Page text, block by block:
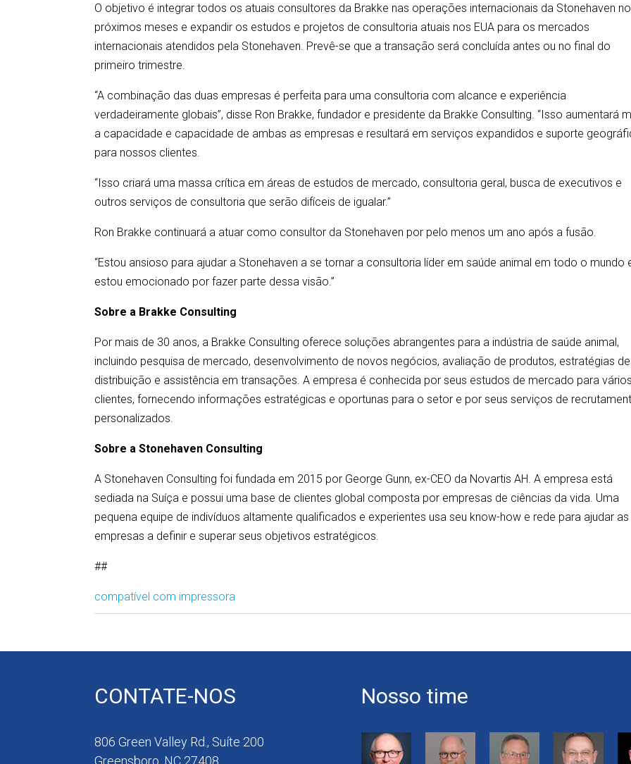
O objetivo é integrar todos os atuais consultores da Brakke nas operações internacionais da Stonehaven
próximos meses e expandir os estudos e projetos de consultoria atuais nos EUA para os mercados
internacionais atendidos pela Stonehaven. Prevê-se que a transação será concluída antes ou no final do
primeiro trimestre.
“A combinação das duas empresas é perfeita para uma consultoria com alcance e experiência
verdadeiramente globais”, disse Ron Brakke, fundador e presidente da Brakke Consulting. “Isso aumentará
a capacidade e capacidade de ambas as empresas e resultará em serviços expandidos e suporte
para nossos clientes.
“Isso criará uma massa crítica em áreas de estudos de mercado, consultoria geral, busca de executivos e
outros serviços de consultoria que serão difíceis de igualar.”
Ron Brakke continuará a atuar como consultor da Stonehaven por pelo menos um ano após a fusão.
“Estou ansioso para ajudar a Stonehaven a se tornar a consultoria líder em saúde animal em todo o mundo
estou emocionado por fazer parte dessa visão.”
Sobre a Brakke Consulting
Por mais de 30 anos, a Brakke Consulting oferece soluções abrangentes para a indústria de saúde animal,
incluindo pesquisa de mercado, desenvolvimento de novos negócios, avaliação de produtos, estratégias de
distribuição e assistência em transações. A empresa é conhecida por seus estudos de mercado para vários
clientes, fornecendo informações estratégicas e oportunas para o setor e por seus serviços de
personalizados.
Sobre a Stonehaven Consulting
A Stonehaven Consulting foi fundada em 2015 por George Gunn, ex-CEO da Novartis AH. A empresa está
sediada na Suíça e possui uma base de clientes global composta por empresas de ciências da vida. Uma
pequena equipe de indivíduos altamente qualificados e experientes usa seu know-how e rede para ajudar as
empresas a definir e superar seus objetivos estratégicos.
##
compatível com impressora
CONTATE-NOS
806 Green Valley Rd., Suíte 200
Greensboro, NC 27408
Nosso time